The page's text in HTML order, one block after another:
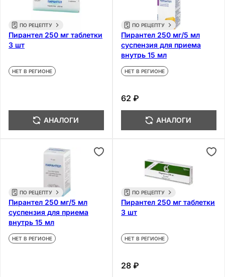
ПО РЕЦЕПТУ
Пирантел 250 мг таблетки
3 шт
НЕТ В РЕГИОНЕ
АНАЛОГИ
ПО РЕЦЕПТУ
Пирантел 250 мг/5 мл
суспензия для приема
внутрь 15 мл
НЕТ В РЕГИОНЕ
62 ₽
АНАЛОГИ
ПО РЕЦЕПТУ
Пирантел 250 мг/5 мл
суспензия для приема
внутрь 15 мл
НЕТ В РЕГИОНЕ
ПО РЕЦЕПТУ
Пирантел 250 мг таблетки
3 шт
НЕТ В РЕГИОНЕ
28 ₽